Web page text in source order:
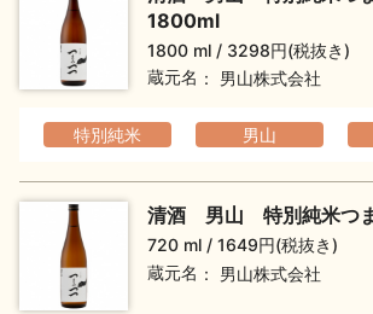
1800ml
1800 ml
3298円(税抜き)
蔵元名
男山株式会社
特別純米 男山
清酒 男山 特別純米つ
720 ml
1649円(税抜き)
蔵元名
男山株式会社